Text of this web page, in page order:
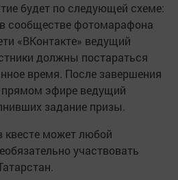
будет по следующей схеме:
сообществе фотомарафона
«ВКонтакте» ведущий
должны постараться
время. После завершения
прямом эфире ведущий
задание призы.
квесте может любой
участвовать